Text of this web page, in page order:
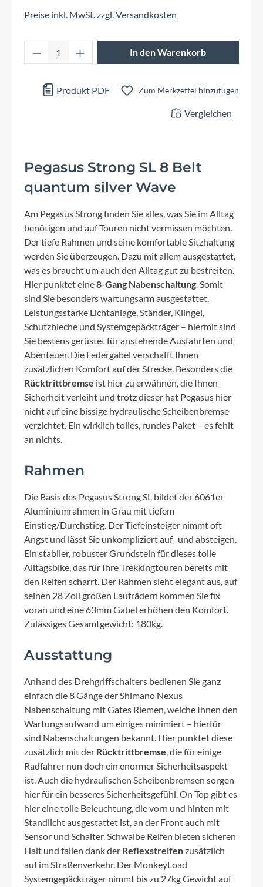
Preise inkl. MwSt. zzgl. Versandkosten
Produkt Anzahl: Gib den gewünschten
In den Warenkorb
Produkt PDF Zum Merkzettel hinzufügen
Vergleichen
Pegasus Strong SL 8 Belt
quantum silver Wave
Am Pegasus Strong finden Sie alles, was Sie im Alltag
benötigen und auf Touren nicht vermissen möchten.
Der tiefe Rahmen und seine komfortable Sitzhaltung
werden Sie überzeugen. Dazu mit allem ausgestattet,
was es braucht um auch den Alltag gut zu bestreiten.
Hier punktet eine8-Gang Nabenschaltung. Somit
sind Sie besonders wartungsarm ausgestattet.
Leistungsstarke Lichtanlage, Ständer, Klingel,
Schutzbleche und Systemgepäckträger – hiermit sind
Sie bestens gerüstet für anstehende Ausfahrten und
Abenteuer. Die Federgabel verschafft Ihnen
zusätzlichen Komfort auf der Strecke. Besonders die
Rücktrittbremse ist hier zu erwähnen, die Ihnen
Sicherheit verleiht und trotz dieser hat Pegasus hier
nicht auf eine bissige hydraulische Scheibenbremse
verzichtet. Ein wirklich tolles, rundes Paket – es fehlt
an nichts.
Rahmen
Die Basis des Pegasus Strong SL bildet der 6061er
Aluminiumrahmen in Grau mit tiefem
Einstieg/Durchstieg. Der Tiefeinsteiger nimmt oft
Angst und lässt Sie unkompliziert auf- und absteigen.
Ein stabiler, robuster Grundstein für dieses tolle
Alltagsbike, das für Ihre Trekkingtouren bereits mit
den Reifen scharrt. Der Rahmen sieht elegant aus, auf
seinen 28 Zoll großen Laufrädern kommen Sie fix
voran und eine 63mm Gabel erhöhen den Komfort.
Zulässiges Gesamtgewicht: 180kg.
Ausstattung
Anhand des Drehgriffschalters bedienen Sie ganz
einfach die 8 Gänge der Shimano Nexus
Nabenschaltung mit Gates Riemen, welche Ihnen den
Wartungsaufwand um einiges minimiert – hierfür
sind Nabenschaltungen bekannt. Hier punktet diese
zusätzlich mit der Rücktrittbremse, die für einige
Radfahrer nun doch ein enormer Sicherheitsaspekt
ist. Auch die hydraulischen Scheibenbremsen sorgen
hier für ein besseres Sicherheitsgefühl. On Top gibt es
hier eine tolle Beleuchtung, die vorn und hinten mit
Standlicht ausgestattet ist, an der Front auch mit
Sensor und Schalter. Schwalbe Reifen bieten sicheren
Halt und fallen dank der Reflexstreifenzusätzlich
auf im Straßenverkehr. Der MonkeyLoad
Systemgepäckträger nimmt bis zu 27kg Gewicht auf